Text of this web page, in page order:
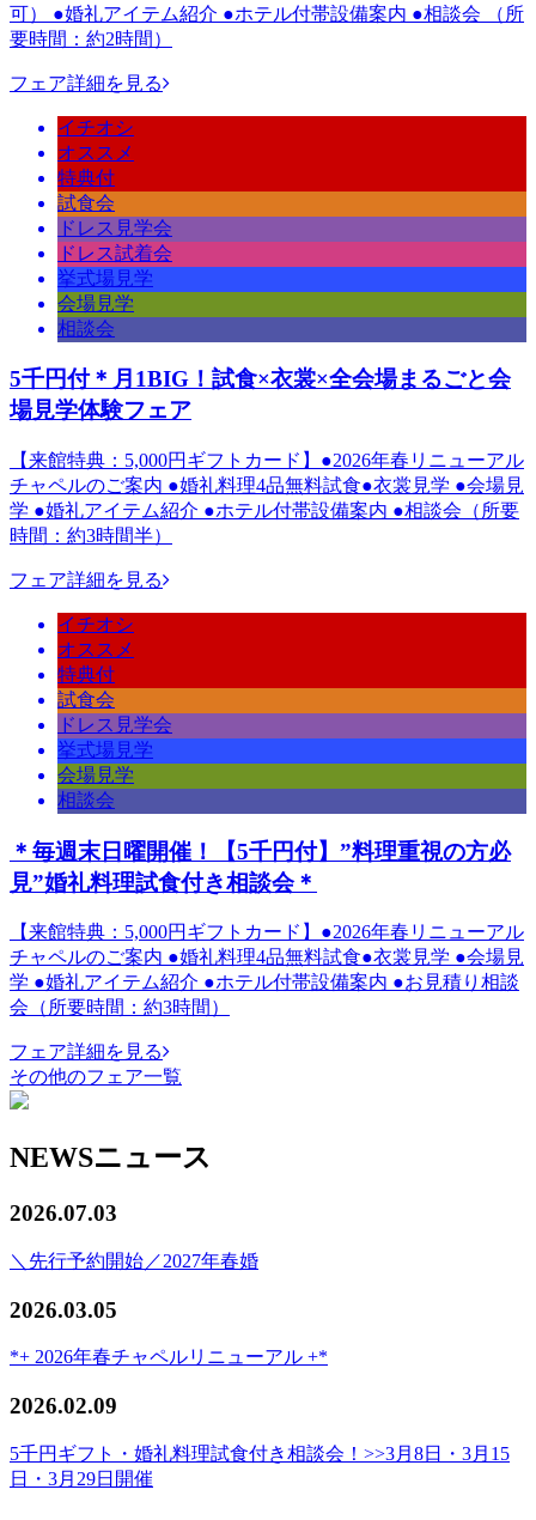
可） ●婚礼アイテム紹介 ●ホテル付帯設備案内 ●相談会 （所
要時間：約2時間）
フェア詳細を見る
イチオシ
オススメ
特典付
試食会
ドレス見学会
ドレス試着会
挙式場見学
会場見学
相談会
5千円付＊月1BIG！試食×衣裳×全会場まるごと会
場見学体験フェア
【来館特典：5,000円ギフトカード】●2026年春リニューアル
チャペルのご案内 ●婚礼料理4品無料試食●衣裳見学 ●会場見
学 ●婚礼アイテム紹介 ●ホテル付帯設備案内 ●相談会（所要
時間：約3時間半）
フェア詳細を見る
イチオシ
オススメ
特典付
試食会
ドレス見学会
挙式場見学
会場見学
相談会
＊毎週末日曜開催！【5千円付】”料理重視の方必
見”婚礼料理試食付き相談会＊
【来館特典：5,000円ギフトカード】●2026年春リニューアル
チャペルのご案内 ●婚礼料理4品無料試食●衣裳見学 ●会場見
学 ●婚礼アイテム紹介 ●ホテル付帯設備案内 ●お見積り相談
会（所要時間：約3時間）
フェア詳細を見る
その他のフェア一覧
NEWSニュース
2026.07.03
＼先行予約開始／2027年春婚
2026.03.05
*+ 2026年春チャペルリニューアル +*
2026.02.09
5千円ギフト・婚礼料理試食付き相談会！>>3月8日・3月15
日・3月29日開催